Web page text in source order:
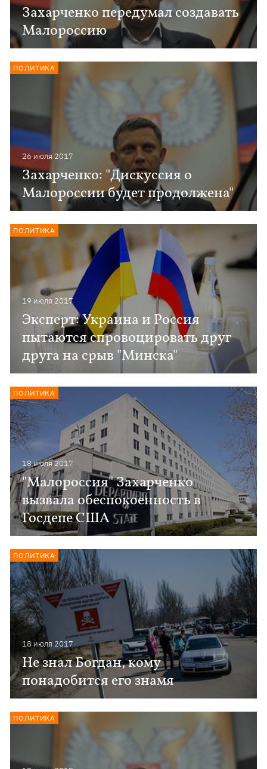
Захарченко передумал создавать
Малороссию
26 июля 2017
Захарченко: "Дискуссия о
Малороссии будет продолжена"
ПОЛИТИКА
19 июля 2017
Эксперт: Украина и Россия
пытаются спровоцировать друг
друга на срыв "Минска"
ПОЛИТИКА
18 июля 2017
"Малороссия" Захарченко
вызвала обеспокоенность в
Госдепе США
ПОЛИТИКА
18 июля 2017
Не знал Богдан, кому
понадобится его знамя
ПОЛИТИКА
ПОЛИТИКА